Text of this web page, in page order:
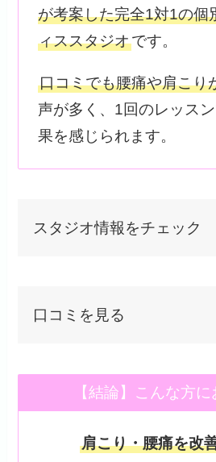
が考案した完全1対1の個
ィススタジオです。
口コミでも腰痛や肩こり
声が多く、1回のレッス
果を感じられます。
スタジオ情報をチェック
口コミを見る
【結論】こんな方に
肩こり・腰痛を改